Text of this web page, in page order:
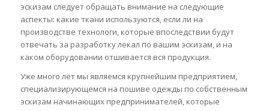
эскизам следует обращать внимание на следующие
аспекты: какие ткани используются, если ли на
производстве технологи, которые впоследствии будут
отвечать за разработку лекал по вашим эскизам, и на
каком оборудовании отшивается вся продукция.
Уже много лет мы являемся крупнейшим предприятием,
специализирующемся на пошиве одежды по собственным
эскизам начинающих предпринимателей, которые